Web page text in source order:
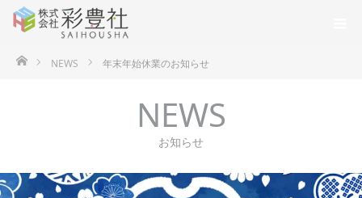
ホームNEWS 年末年始休業のお知らせ
NEWS
お知らせ